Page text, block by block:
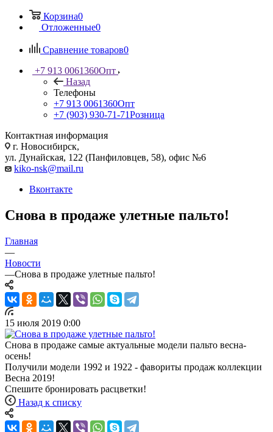
Корзина0
Отложенные0
Сравнение товаров0
+7 913 0061360Опт
Назад
Телефоны
+7 913 0061360Опт
+7 (903) 930-71-71Розница
Контактная информация
г. Новосибирск,
ул. Дунайская, 122 (Панфиловцев, 58), офис №6
kiko-nsk@mail.ru
Вконтакте
Снова в продаже улетные пальто!
Главная
—
Новости
—Снова в продаже улетные пальто!
15 июля 2019 0:00
Снова в продаже самые актуальные модели пальто весна-
осень!
Получили модели 1992 и 1922 - фавориты продаж коллекции
Весна 2019!
Спешите бронировать расцветки!
Назад к списку